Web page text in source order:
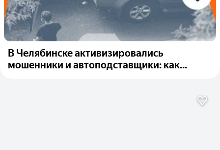
В Челябинске активизировались
мошенники и автоподставщики: как...